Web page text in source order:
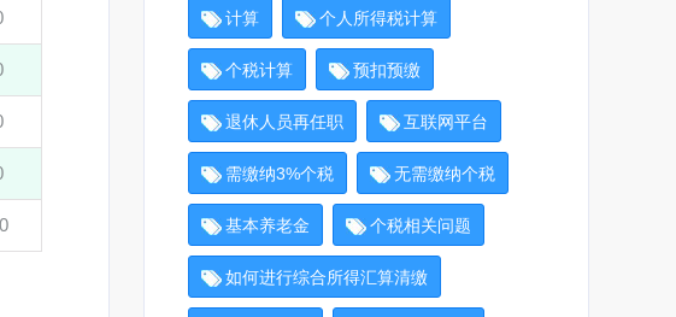
计算 个人所得税计算
个税计算 预扣预缴
退休人员再任职 互联网平台
需缴纳3%个税 无需缴纳个税
基本养老金 个税相关问题
如何进行综合所得汇算清缴